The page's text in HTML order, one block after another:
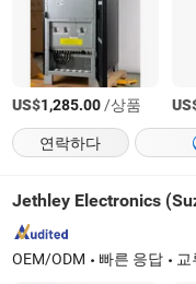
US$1,285.00/상품
연락하다
Jethley Electronics
OEM/ODM 빠른 응답 교류 전원,